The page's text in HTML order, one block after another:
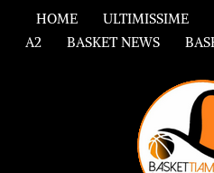
HOME ULTIMISSIME
A2
BASKET NEWS